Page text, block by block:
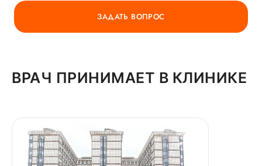
ЗАДАТЬ ВОПРОС
ВРАЧ ПРИНИМАЕТ В КЛИНИКЕ